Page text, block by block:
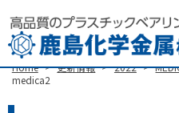
Home > 更新情報 > 2022 >
medica2
Site
Footer